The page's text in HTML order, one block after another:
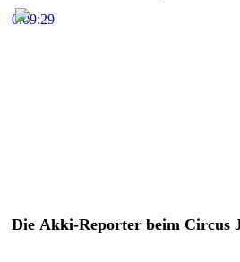
0:09:29
Die Akki-Reporter beim Circus